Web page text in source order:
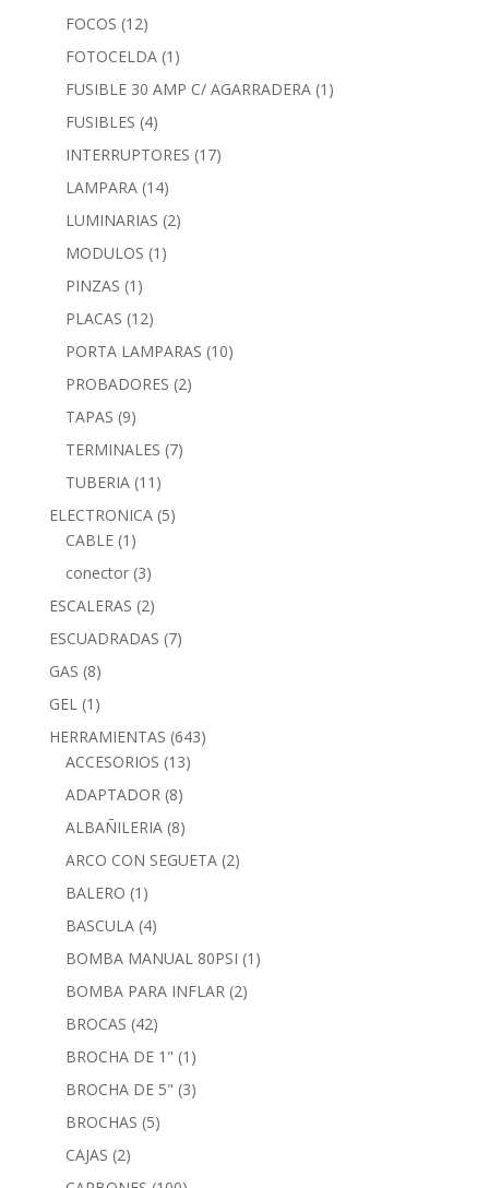
FOCOS (12)
FOTOCELDA (1)
FUSIBLE 30 AMP C/ AGARRADERA (1)
FUSIBLES (4)
INTERRUPTORES (17)
LAMPARA (14)
LUMINARIAS (2)
MODULOS (1)
PINZAS (1)
PLACAS (12)
PORTA LAMPARAS (10)
PROBADORES (2)
TAPAS (9)
TERMINALES (7)
TUBERIA (11)
ELECTRONICA (5)
CABLE (1)
conector (3)
ESCALERAS (2)
ESCUADRADAS (7)
GAS (8)
GEL (1)
HERRAMIENTAS (643)
ACCESORIOS (13)
ADAPTADOR (8)
ALBAÑILERIA (8)
ARCO CON SEGUETA (2)
BALERO (1)
BASCULA (4)
BOMBA MANUAL 80PSI (1)
BOMBA PARA INFLAR (2)
BROCAS (42)
BROCHA DE 1" (1)
BROCHA DE 5" (3)
BROCHAS (5)
CAJAS (2)